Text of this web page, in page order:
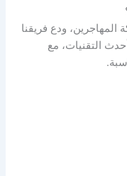
ودع فريقنا
التقنيات، مع